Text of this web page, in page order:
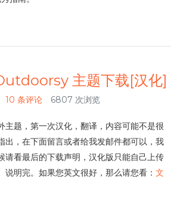
主题下载[汉化]
10 条评论 6807 次浏览
主题，第一次汉化，翻译，内容可能不是很
出，在下面留言或者给我发邮件都可以，我
请看最后的下载声明，汉化版只能自己上传
说明完。如果您英文很好，那么请您看： 文